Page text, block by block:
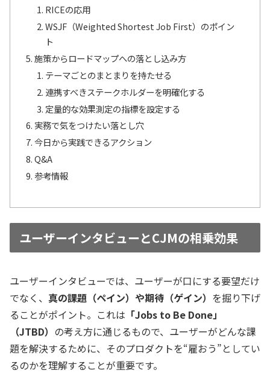
RICEの応用
WSJF（Weighted Shortest Job First）のポイン
ト
施策からロードマップへの落とし込み方
テーマごとのまとまりを持たせる
連携すべきステークホルダーを明確化する
定量的な効果測定の指標を設定する
実務で気をつけたい落とし穴
今日から実践できるアクション
Q&A
参考情報
ユーザーインタビューとCJMの相乗効果
ユーザーインタビューでは、ユーザーが口にする要望だけ
でなく、 真の課題（ペイン）や期待（ゲイン） を掘り下げ
ることがポイント。これは 「Jobs to Be Done」
（JTBD） の考え方に通じるもので、 ユーザーがどんな課
題を解決するために、そのプロダクトを“雇おう”としてい
るのかを理解することが重要です。